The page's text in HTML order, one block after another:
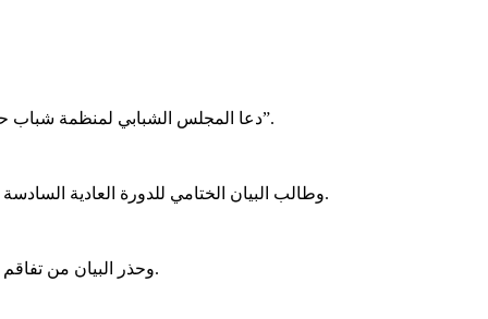
دعا المجلس الشبابي لمنظمة شباب حزب التجمع الوطني للإصلاح والتنمية (تواصل)، إلى “وقف نزيف الهجرة من خلال وضع حلول ترتكز على تشغيل الشباب وخلق مشاريع تنموية”.
وطالب البيان الختامي للدورة العادية السادسة للمجلس الشبابي للحزب الحكومة الموريتانية، بضرورة إنشاء برامج استعجالية لمعالجة المشاكل الوطنية من تعليم وصحة وخدمات اجتماعية.
وحذر البيان من تفاقم مشكلة البطالة ووجود الآلاف من حملة الشهادات في صفوف العاطلين عن العمل وما ينجم عن ذلك من تداعيات سلبية على الشباب والدولة.